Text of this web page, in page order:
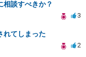
相談すべきか？
3
れてしまった
2